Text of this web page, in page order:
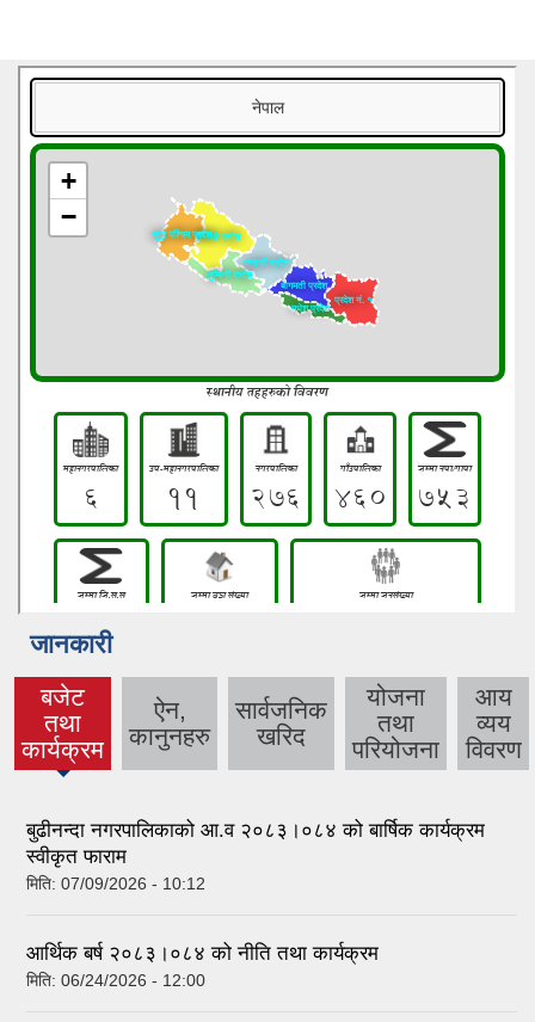
जानकारी
बजेट
तथा
कार्यक्रम
(active
tab)
ऐन,
कानुनहरु
सार्वजनिक
खरिद
योजना
तथा
परियोजना
आय
व्यय
विवरण
बुढीनन्दा नगरपालिकाको आ.व २०८३।०८४ को बार्षिक कार्यक्रम
स्वीकृत फाराम
मिति: 07/09/2026 - 10:12
आर्थिक बर्ष २०८३।०८४ को नीति तथा कार्यक्रम
मिति: 06/24/2026 - 12:00